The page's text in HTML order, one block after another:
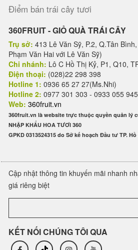
Điểm bán trái cây tươi
360FRUIT - GIỎ QUÀ TRÁI CÂY
Trụ sở: 413 Lê Văn Sỹ, P.2, Q.Tân
Phạm Văn Hai với Lê Văn Sỹ)
Chi nhánh: Lô C Hồ Thị Kỷ, P1, Q10,
Điện thoại: (028)22 298 398
Hotline 1: 0936 65 27 27(Ms.Nhi)
Hotline 2: 0977 301 303 - 0933 055
Web: 360fruit.vn
360fruit.vn là website trực thuộc quyền quản lý
NHẬP KHẨU HOA TƯƠI 360
GPKD 0313524315 do Sở kế hoạch Đầu tư TP.
Cập nhật thông tin khuyến mãi nhanh
giá riêng biệt
KẾT NỐI CHÚNG TÔI QUA